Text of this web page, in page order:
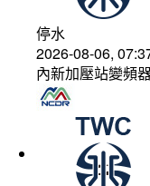
停水
2026-08-06,
內新加壓站變頻